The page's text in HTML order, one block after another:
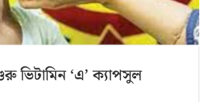
ভিটামিন ‘এ’ ক্যাপসুল